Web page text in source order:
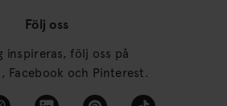
Följ oss
inspireras, följ oss på
Facebook och Pinterest.